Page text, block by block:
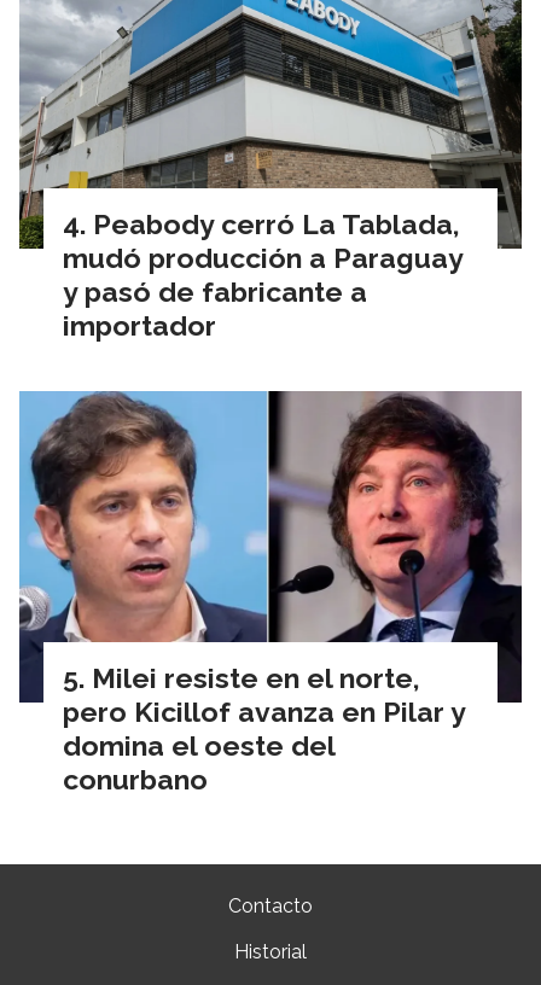
Peabody cerró La Tablada,
mudó producción a Paraguay
y pasó de fabricante a
importador
Milei resiste en el norte,
pero Kicillof avanza en Pilar y
domina el oeste del
conurbano
Contacto
Historial